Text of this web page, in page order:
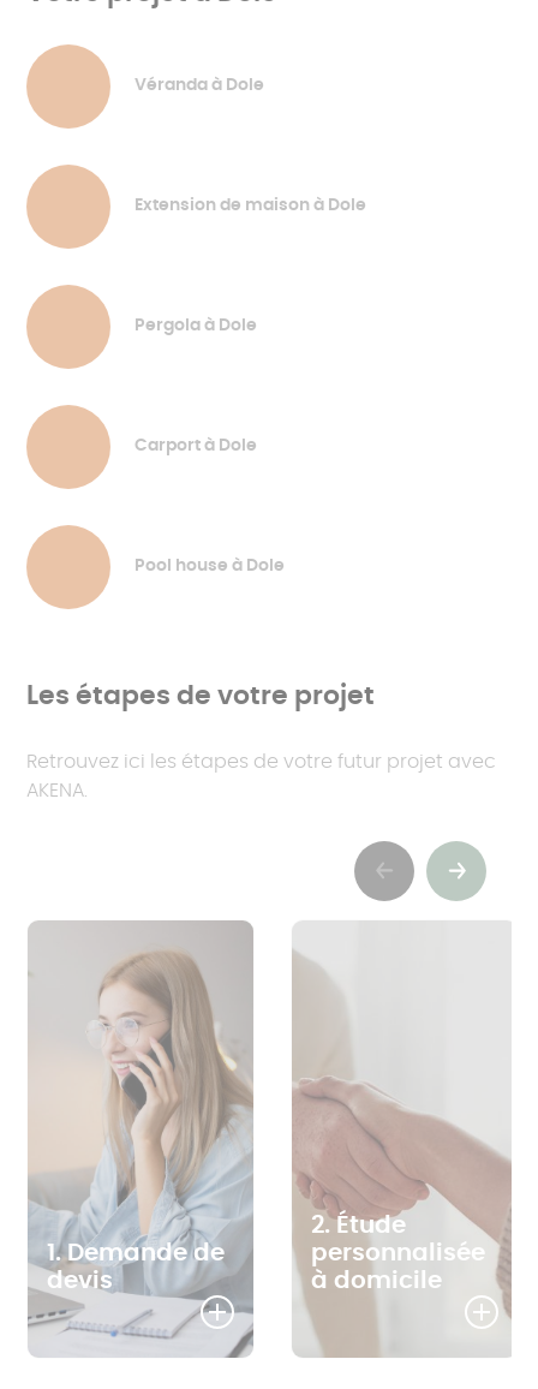
Véranda à Dole
Extension de maison à Dole
Pergola à Dole
Carport à Dole
Pool house à Dole
Les étapes de votre projet
Retrouvez ici les étapes de votre futur projet avec
AKENA.
PreviousSuivant
1. Demande de
devis
2. Étude
personnalisée
à domicile